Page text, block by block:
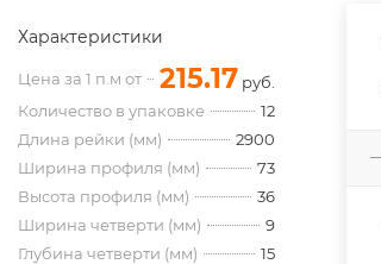
Характеристики
Цена за 1 п.м от 215.17 руб.
Количество в упаковке
12
Длина рейки (мм)
2900
Ширина профиля (мм)
73
Высота профиля (мм)
36
Ширина четверти (мм)
9
Глубина четверти (мм)
15